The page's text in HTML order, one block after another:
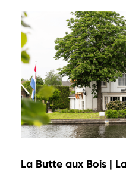
La Butte aux Bois |